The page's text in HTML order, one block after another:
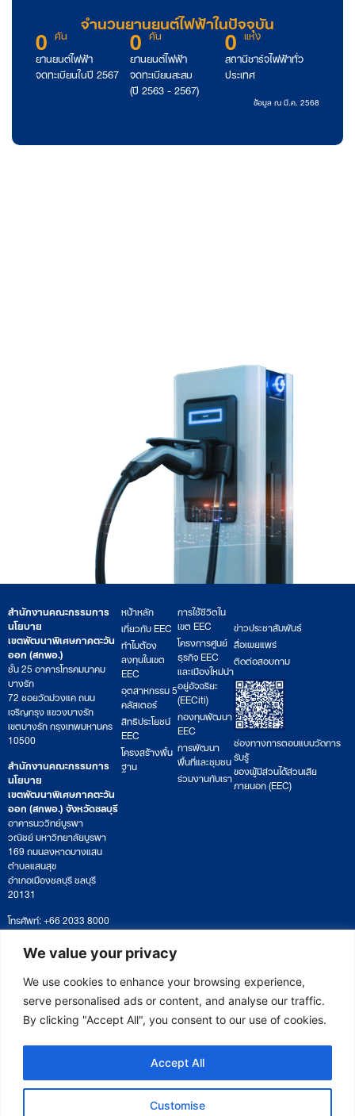
We value your privacy
We use cookies to enhance your browsing experience,
serve personalised ads or content, and analyse our traffic.
By clicking "Accept All", you consent to our use of cookies.
Customise
Accept All
จำนวนยานยนต์ไฟฟ้าในปัจจุบัน
ยานยนต์ไฟฟ้า
จดทะเบียนในปี 2567
0 คัน
ยานยนต์ไฟฟ้า
จดทะเบียนสะสม
(ปี 2563 - 2567)
0 คัน
สถานีชาร์จไฟฟ้าทั่ว
ประเทศ
0 แห่ง
ข้อมูล ณ มี.ค. 2568
สำนักงานคณะกรรมการ
นโยบาย
เขตพัฒนาพิเศษภาคตะวัน
ออก (สกพอ.)
ชั้น 25 อาคารโทรคมนาคม
บางรัก
72 ซอยวัดม่วงแค ถนน
เจริญกรุง แขวงบางรัก
เขตบางรัก กรุงเทพมหานคร
10500
สำนักงานคณะกรรมการ
นโยบาย
เขตพัฒนาพิเศษภาคตะวัน
ออก (สกพอ.) จังหวัดชลบุรี
อาคารนววิทย์บูรพา
วณิชย์ มหาวิทยาลัยบูรพา
169 ถนนลงหาดบางแสน
ตำบลแสนสุข
อำเภอเมืองชลบุรี ชลบุรี
20131
โทรศัพท์: +66 2033 8000
เวลาทำการ: จันทร์ – ศุกร์
09:00 – 17:00 น.
ติดตามหนังสือหรือยื่นเอกสาร
saraban@eeco.or.th
หน้าหลัก
เกี่ยวกับ EEC
ทำไมต้อง
ลงทุนในเขต
EEC
อุตสาหกรรม 5
คลัสเตอร์
สิทธิประโยชน์
EEC
โครงสร้างพื้น
ฐาน
การใช้ชีวิตใน
เขต EEC
โครงการศูนย์
ธุรกิจ EEC
และเมืองใหม่น่า
อยู่อัจฉริยะ
(EECiti)
กองทุนพัฒนา
EEC
การพัฒนา
พื้นที่และชุมชน
ร่วมงานกับเรา
ข่าวประชาสัมพันธ์
สื่อเผยแพร่
ติดต่อสอบถาม
ช่องทางการตอบแบบวัดการ
รับรู้
ของผู้มีส่วนได้ส่วนเสีย
ภายนอก (EEC)
Copyright © 2025 Eastern Economic Corridor Office (EECO)